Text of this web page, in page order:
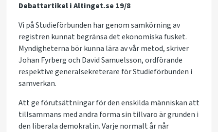
Debattartikel i Altinget.se 19/8
Vi på Studieförbunden har genom samkörning av
registren kunnat begränsa det ekonomiska fusket.
Myndigheterna bör kunna lära av vår metod, skriver
Johan Fyrberg och David Samuelsson, ordförande
respektive generalsekreterare för Studieförbunden i
samverkan.
Att ge förutsättningar för den enskilda människan att
tillsammans med andra forma sin tillvaro är grunden i
den liberala demokratin. Varje normalt år når